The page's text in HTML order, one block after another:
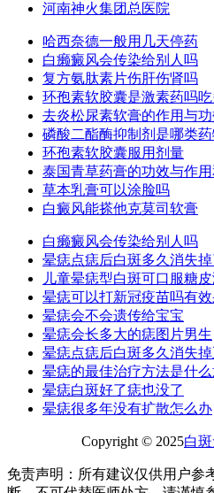
河南神火集团总医院
哈西奈德一般用几天停药
白癞癜风会传染给别人吗
复方氨肽素片伤肝伤肾吗
环孢素软胶囊是激素药吗吃
去炎松尿素软膏的作用与功
磷酸二酯酶抑制剂是哪类药
环孢素软胶囊服用剂量
泰国青草药膏的功效与作
草本乳膏可以涂脸吗
白癜风能搽他克莫司软膏
白癞癜风会传染给别人吗
晕痣点痣后白斑多久消失掉
儿童晕痣型白斑可口服糖
晕痣可以打新冠疫苗吗有
晕痣会不会遗传给宝宝
晕痣会长多大的痣图片男生
晕痣点痣后白斑多久消失
晕痣的最佳治疗方法是什
晕痣白斑好了痣也没了
晕痣很多年没有扩散怎么办
Copyright © 2025白
免责声明：所有建议仅供用户参